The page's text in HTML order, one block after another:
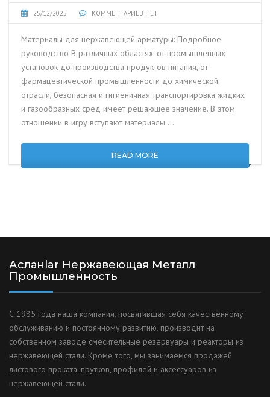
25/12/2025 КОММЕНТАРИЕВ НЕТ
Материалы для нержавеющей арматуры: Подробное
руководство В различных областях, от промышленных
установок до производства продуктов питания, от
фармацевтической промышленности до химической
отрасли, безопасная и гигиеничная транспортировка жидких
и газообразных сред имеет решающее значение. В этом
отношении в игру вступают материалы …
READ MORE
Асланlar Нержавеющая Металл
Промышленность
С 1985 года наша компания, посвятившая себя качественному
обслуживанию и постоянному развитию, производит на
собственном заводе смесительные резервуары и реакторы из
нержавеющей стали. Кроме того, мы занимаемся продажей
листового проката, прутков, профилей и аксессуаров из
нержавеющей стали.